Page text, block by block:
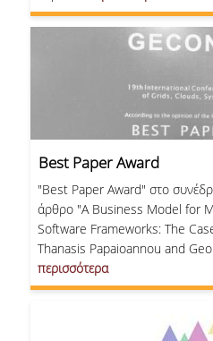
Best Paper Award
"Best Paper Award" στο
άρθρο "A Business Model for
Software Frameworks: The
Thanasis Papaioannou and
περισσότερα